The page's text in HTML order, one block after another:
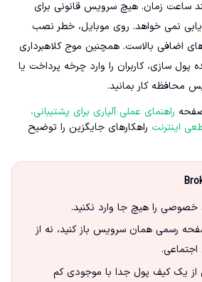
ساعت زمان. هیچ سرویس قانونی برای
نمی خواهد. روی موبایل، خطر نصب
اضافی بالاست. همچنین موج کلاهبرداری
پول سازی، کاربران را وارد چرخه پرداخت یا
محافظه کار بمانید.
راهنمای عملی آلپاری برای پشتیبانی،
اینترنت راهکارهای جایگزین را توضیح
خصوصی را هیچ جا وارد نکنید.
رسمی همان سرویس باز کنید، نه از
از یک کیف پول جدا با موجودی کم